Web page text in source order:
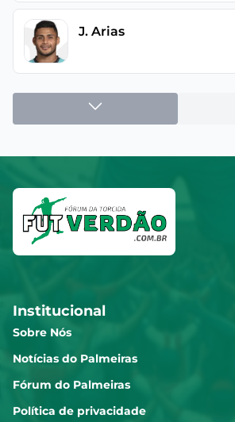
J. Arias
Bruno Fuchs
Marlon Freitas
Piquerez
Carlos Miguel dos Santos
Pereira
Institucional
Sobre Nós
Notícias do Palmeiras
Fórum do Palmeiras
Política de privacidade